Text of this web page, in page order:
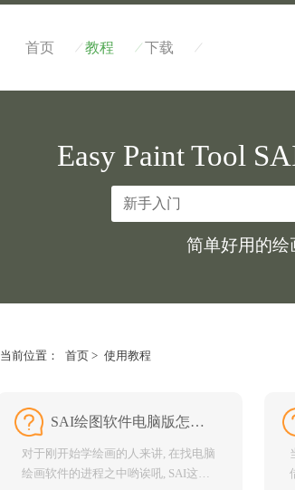
首页 /教程 /下载 /
Easy Paint Tool
简单好用的绘
当前位置： 首页> 使用教程
SAI绘图软件电脑版怎么安装 新手入门教程
对于刚开始学绘画的人来讲, 在找电脑
绘画软件的进程之中哟诶吼, SAI这个